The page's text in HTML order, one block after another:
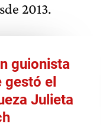
2013.
guionista
el
Julieta